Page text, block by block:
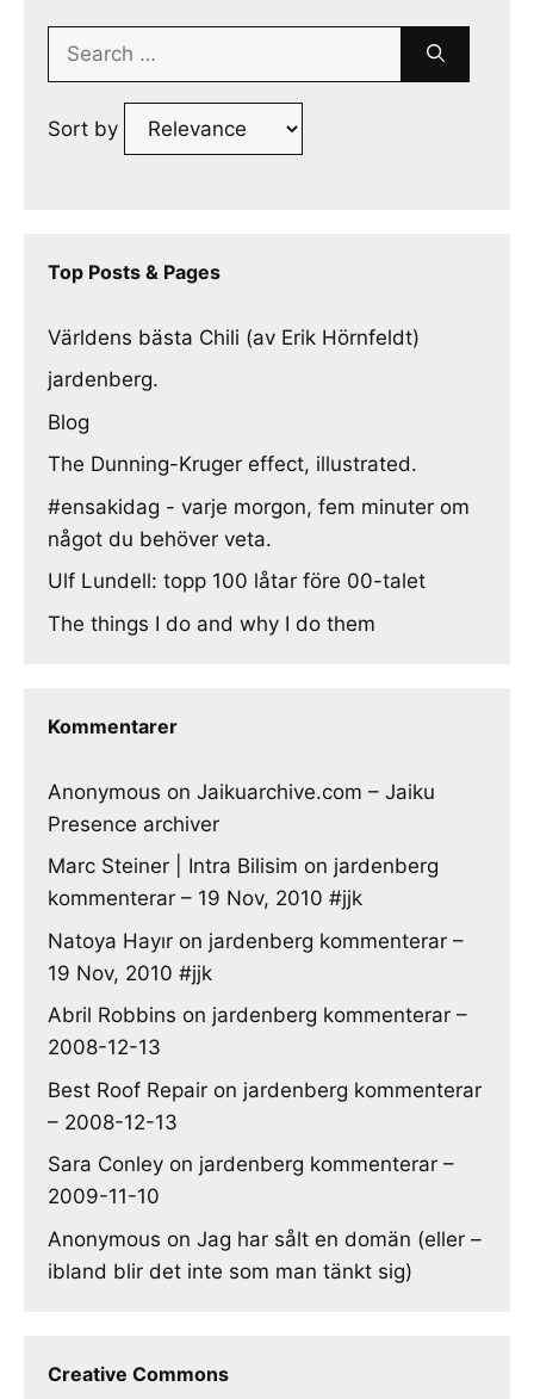
Search
Sort by
Top Posts & Pages
Världens bästa Chili (av Erik Hörnfeldt)
jardenberg.
Blog
The Dunning-Kruger effect, illustrated.
#ensakidag - varje morgon, fem minuter om
något du behöver veta.
Ulf Lundell: topp 100 låtar före 00-talet
The things I do and why I do them
Kommentarer
Anonymous on Jaikuarchive.com – Jaiku
Presence archiver
Marc Steiner | Intra Bilisim on jardenberg
kommenterar – 19 Nov, 2010 #jjk
Natoya Hayır on jardenberg kommenterar –
19 Nov, 2010 #jjk
Abril Robbins on jardenberg kommenterar –
2008-12-13
Best Roof Repair on jardenberg kommenterar
– 2008-12-13
Sara Conley on jardenberg kommenterar –
2009-11-10
Anonymous on Jag har sålt en domän (eller –
ibland blir det inte som man tänkt sig)
Creative Commons